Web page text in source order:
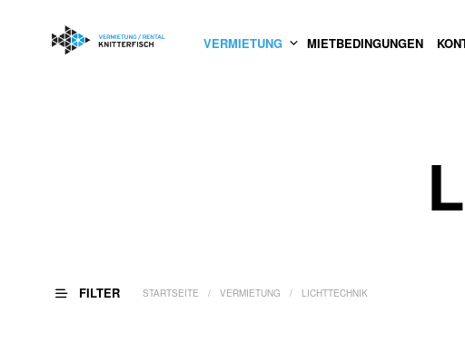
VERMIETUNG MIETBEDINGUNGEN
FILTER STARTSEITE / VERMIETUNG / LICHTTECHNIK